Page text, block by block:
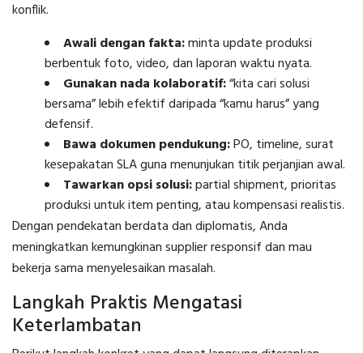
konflik.
Awali dengan fakta:minta update produksi
berbentuk foto, video, dan laporan waktu nyata.
Gunakan nada kolaboratif:“kita cari solusi
bersama” lebih efektif daripada “kamu harus” yang
defensif.
Bawa dokumen pendukung:PO, timeline, surat
kesepakatan SLA guna menunjukan titik perjanjian awal.
Tawarkan opsi solusi:partial shipment, prioritas
produksi untuk item penting, atau kompensasi realistis.
Dengan pendekatan berdata dan diplomatis, Anda
meningkatkan kemungkinan supplier responsif dan mau
bekerja sama menyelesaikan masalah.
Langkah Praktis Mengatasi
Keterlambatan